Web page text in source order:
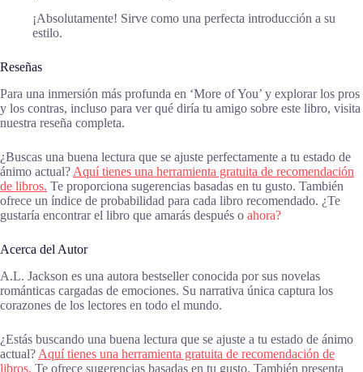
¡Absolutamente! Sirve como una perfecta introducción a su
estilo.
Reseñas
Para una inmersión más profunda en ‘More of You’ y explorar los pros
y los contras, incluso para ver qué diría tu amigo sobre este libro, visita
nuestra reseña completa.
¿Buscas una buena lectura que se ajuste perfectamente a tu estado de
ánimo actual? Aquí tienes una herramienta gratuita de recomendación
de libros. Te proporciona sugerencias basadas en tu gusto. También
ofrece un índice de probabilidad para cada libro recomendado. ¿Te
gustaría encontrar el libro que amarás después o ahora?
Acerca del Autor
A.L. Jackson es una autora bestseller conocida por sus novelas
románticas cargadas de emociones. Su narrativa única captura los
corazones de los lectores en todo el mundo.
¿Estás buscando una buena lectura que se ajuste a tu estado de ánimo
actual? Aquí tienes una herramienta gratuita de recomendación de
libros. Te ofrece sugerencias basadas en tu gusto. También presenta